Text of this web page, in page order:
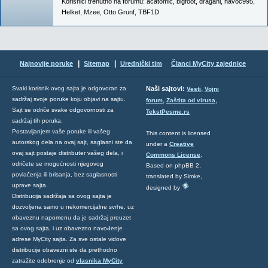
Helket Mzee Otto Grunf TBF1D
Najnovije poruke Sitemap Urednički tim Članci MyCity zajednice
Svaki korisnik ovog sajta je odgovoran za
sadržaj svoje poruke koju objavi na sajtu.
Sajt se odriče svake odgovornosti za
sadržaj tih poruka.
Postavljanjem vaše poruke ili vašeg
autorskog dela na ovaj sajt, saglasni ste da
ovaj sajt postaje distributer vašeg dela, i
odričete se mogućnosti njegovog
povlačenja ili brisanja, bez saglasnosti
uprave sajta.
Distribucija sadržaja sa ovog sajta je
dozvoljena samo u nekomercijalne svrhe, uz
obaveznu napomenu da je sadržaj preuzet
sa ovog sajta, i uz obavezno navođenje
adrese MyCity sajta. Za sve ostale vidove
distribucije obavezni ste da prethodno
zatražite odobrenje od vlasnika MyCity
Naši sajtovi: Vesti, Vojni
forum, Zaštita od virusa,
TekstPesme.rs
This content is licensed
under a Creative
Commons License
Based on phpBB 2,
translated by Simke,
designed by